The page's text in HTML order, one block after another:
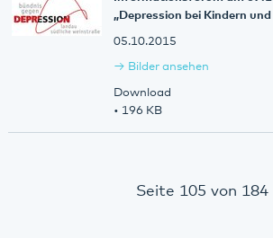
„Depression bei Kindern
05.10.2015
Bilder ansehen
Download
• 196 KB
Seite 105 von 184